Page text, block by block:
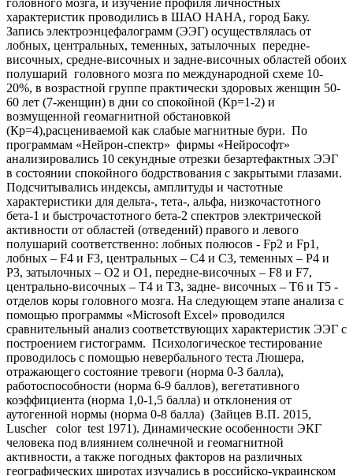
характеристик проводились в ШАО НАНА, город Баку.
Запись электроэнцефалограмм (ЭЭГ) осуществлялась от
лобных, центральных, теменных, затылочных передне-
височных, средне-височных и задне-височных областей обоих
полушарий головного мозга по международной схеме 10-
20%, в возрастной группе практически здоровых женщин 50-
60 лет (7-женщин) в дни со спокойной (Кр=1-2) и
возмущенной геомагнитной обстановкой
(Кр=4),расцениваемой как слабые магнитные бури. По
программам «Нейрон-спектр» фирмы «Нейрософт»
анализировались 10 секундные отрезки безартефактных ЭЭГ
в состоянии спокойного бодрствования с закрытыми глазами.
Подсчитывались индексы, амплитуды и частотные
характеристики для дельта-, тета-, альфа, низкочастотного
бета-1 и быстрочастотного бета-2 спектров электрической
активности от областей (отведений) правого и левого
полушарий соответственно: лобных полюсов - Fp2 и Fp1,
лобных – F4 и F3, центральных – С4 и С3, теменных – Р4 и
Р3, затылочных – О2 и О1, передне-височных – F8 и F7,
центрально-височных – T4 и T3, задне- височных – T6 и T5 -
отделов коры головного мозга. На следующем этапе анализа с
помощью программы «Microsoft Excel» проводился
сравнительный анализ соответствующих характеристик ЭЭГ с
построением гистограмм. Психологическое тестирование
проводилось с помощью невербального теста Люшера,
отражающего состояние тревоги (норма 0-3 балла),
работоспособности (норма 6-9 баллов), вегетативного
коэффициента (норма 1,0-1,5 балла) и отклонения от
аутогенной нормы (норма 0-8 балла) (Зайцев В.П. 2015,
Luscher color test 1971). Динамические особенности ЭКГ
человека под влиянием солнечной и геомагнитной
активности, а также погодных факторов на различных
географических широтах изучались в российско-украинском